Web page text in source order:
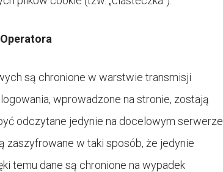
są chronione w warstwie transmisji
wprowadzone na stronie, zostają
odczytane jedynie na docelowym serwerze.
zaszyfrowane w taki sposób, że jedynie
temu dane są chronione na wypadek